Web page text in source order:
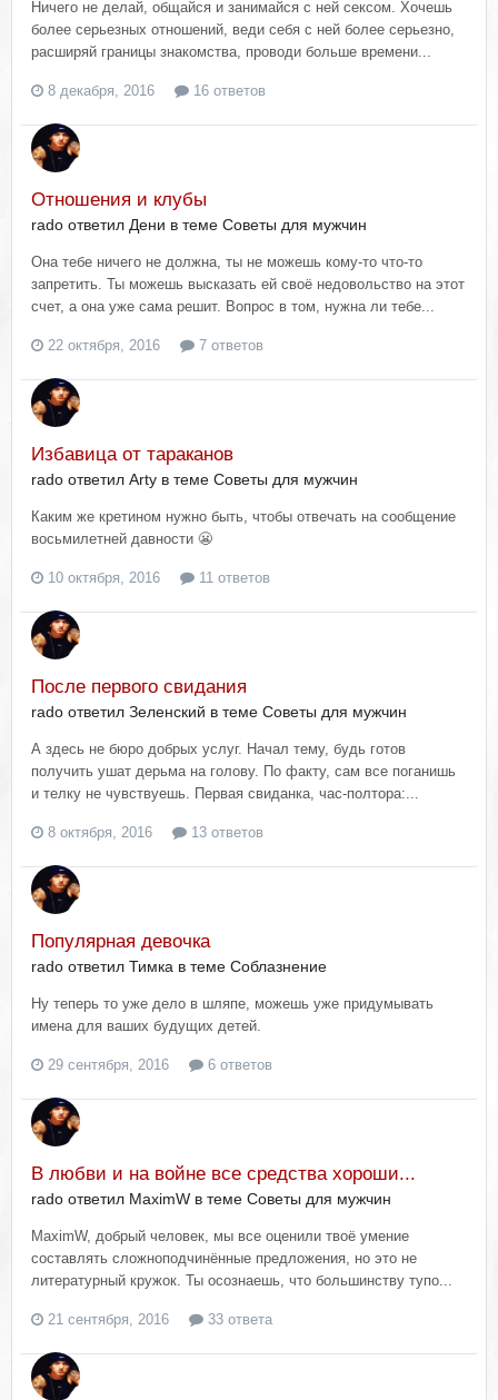
Ничего не делай, общайся и занимайся с ней сексом. Хочешь
более серьезных отношений, веди себя с ней более серьезно,
расширяй границы знакомства, проводи больше времени...
8 декабря, 2016 16 ответов
Отношения и клубы
rado ответил Дени в теме Советы для мужчин
Она тебе ничего не должна, ты не можешь кому-то что-то
запретить. Ты можешь высказать ей своё недовольство на этот
счет, а она уже сама решит. Вопрос в том, нужна ли тебе...
22 октября, 2016 7 ответов
Избавица от тараканов
rado ответил Arty в теме Советы для мужчин
Каким же кретином нужно быть, чтобы отвечать на сообщение
восьмилетней давности 😬
10 октября, 2016 11 ответов
После первого свидания
rado ответил Зеленский в теме Советы для мужчин
А здесь не бюро добрых услуг. Начал тему, будь готов
получить ушат дерьма на голову. По факту, сам все поганишь
и телку не чувствуешь. Первая свиданка, час-полтора:...
8 октября, 2016 13 ответов
Популярная девочка
rado ответил Тимка в теме Соблазнение
Ну теперь то уже дело в шляпе, можешь уже придумывать
имена для ваших будущих детей.
29 сентября, 2016 6 ответов
В любви и на войне все средства хороши...
rado ответил MaximW в теме Советы для мужчин
MaximW, добрый человек, мы все оценили твоё умение
составлять сложноподчинённые предложения, но это не
литературный кружок. Ты осознаешь, что большинству тупо...
21 сентября, 2016 33 ответа